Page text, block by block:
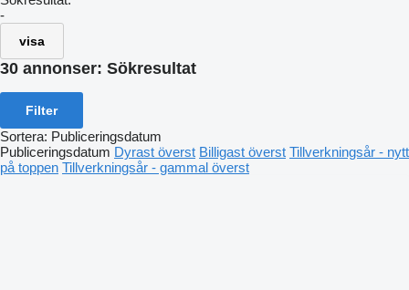
-
visa
30 annonser: Sökresultat
Filter
Sortera: Publiceringsdatum
Publiceringsdatum Dyrast överst Billigast överst Tillverkningsår - nytt
på toppen Tillverkningsår - gammal överst